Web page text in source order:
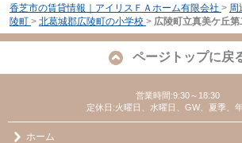
香芝市の賃貸情報｜アイリスＦＡホーム有限会社 > 周
陵町 > 北葛城郡広陵町の小学校 > 広陵町立真美ケ丘
ページトップに戻
営業時間:9:30～18:30
定休日:火曜日、水曜日、GW、夏季、
ホーム